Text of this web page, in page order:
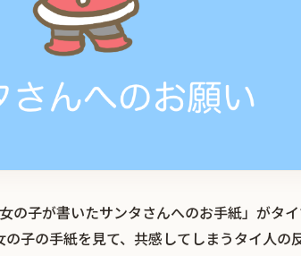
子が書いたサンタさんへのお手紙」がタ
子の手紙を見て、共感してしまうタイ人の